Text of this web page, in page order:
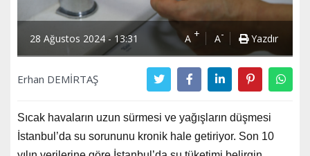
28 Ağustos 2024 - 13:31 A + A- Yazdır
Erhan DEMİRTAŞ
Sıcak havaların uzun sürmesi ve yağışların düşmesi
İstanbul’da su sorununu kronik hale getiriyor. Son 10